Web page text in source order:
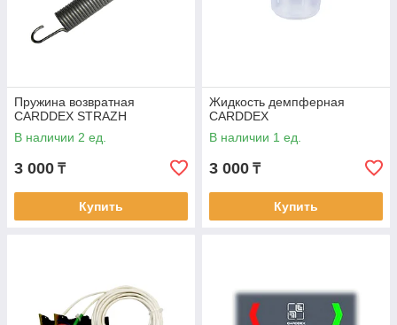
Пружина возвратная
CARDDEX STRAZH
В наличии 2 ед.
3 000 ₸
Купить
Жидкость демпферная
CARDDEX
В наличии 1 ед.
3 000 ₸
Купить